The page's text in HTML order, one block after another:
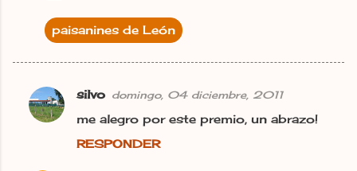
paisanines de León
C
o
silvo domingo, 04 diciembre, 2011
me alegro por este premio, un abrazo!
RESPONDER